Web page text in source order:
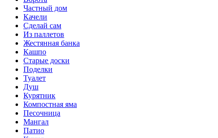
Частный дом
Качели
Сделай сам
Из паллетов
Жестянная банка
Кашпо
Старые доски
Поделки
Туалет
Душ
Курятник
Компостная яма
Песочница
Мангал
Патио